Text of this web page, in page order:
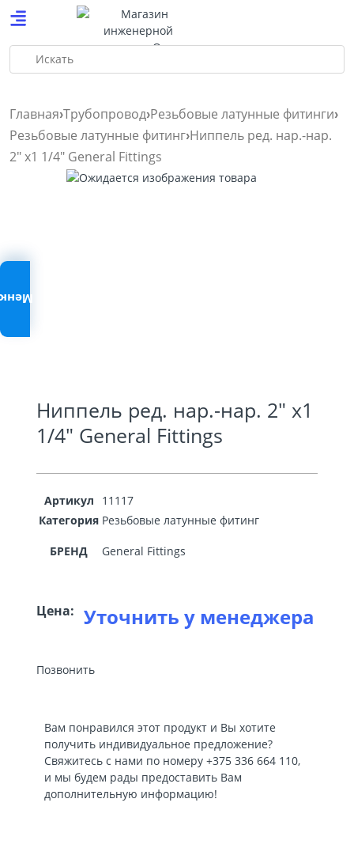
Искать
Главная Трубопровод Резьбовые латунные фитинги
Резьбовые латунные фитинг Ниппель ред. нар.-нар.
2″ х1 1/4″ General Fittings
Ниппель ред. нар.-нар. 2″ х1
1/4″ General Fittings
Артикул
11117
Категория Резьбовые латунные фитинг
БРЕНД General Fittings
Цена: Уточнить у менеджера
Позвонить
Вам понравился этот продукт и Вы хотите
получить индивидуальное предложение?
Свяжитесь с нами по номеру +375 336 664 110,
и мы будем рады предоставить Вам
дополнительную информацию!